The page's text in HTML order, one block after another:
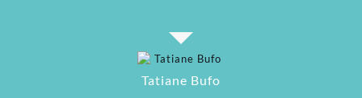
Tatiane Bufo